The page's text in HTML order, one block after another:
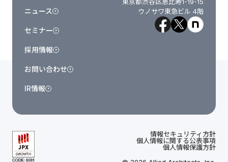
ウノサワ東急ビル 4階
ニュース
セミナー
採用情報
お問い合わせ
IR情報
情報セキュリティ方針
個人情報に関する公表事項
個人情報保護方針